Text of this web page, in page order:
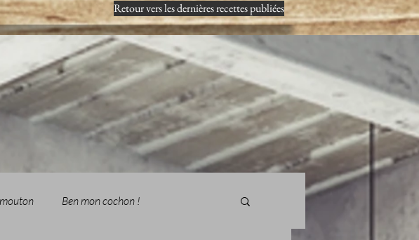
Retour vers les dernières recettes publiées
Ben mon cochon !